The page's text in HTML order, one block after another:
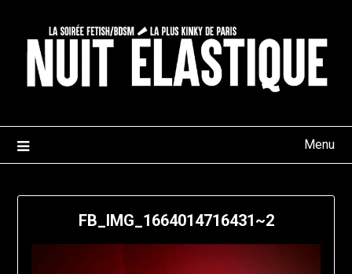
content
Menu
FB_IMG_1664014716431~2